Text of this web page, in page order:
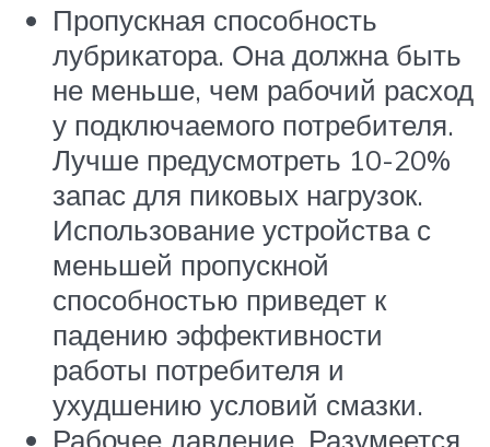
Пропускная способность
лубрикатора. Она должна быть
не меньше, чем рабочий расход
у подключаемого потребителя.
Лучше предусмотреть 10-20%
запас для пиковых нагрузок.
Использование устройства с
меньшей пропускной
способностью приведет к
падению эффективности
работы потребителя и
ухудшению условий смазки.
Рабочее давление. Разумеется,